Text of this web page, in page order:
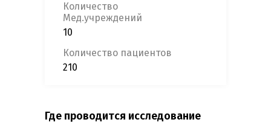
Количество
Мед.учреждений
10
Количество пациентов
210
Где проводится исследование